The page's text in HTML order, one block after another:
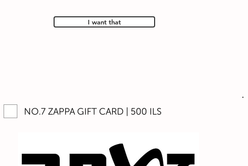
I want that
NO.7 ZAPPA GIFT CARD | 500 ILS